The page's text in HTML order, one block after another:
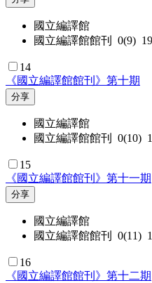
國立編譯館
國立編譯館館刊 0(9)
14
《國立編譯館館刊》第十期
分享
國立編譯館
國立編譯館館刊 0(10)
15
《國立編譯館館刊》第十一期
分享
國立編譯館
國立編譯館館刊 0(11)
16
《國立編譯館館刊》第十二期